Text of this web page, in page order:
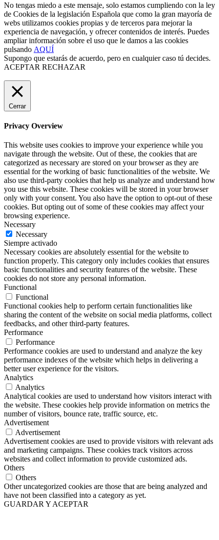
No tengas miedo a este mensaje, solo estamos cumpliendo con la ley
de Cookies de la legislación Española que como la gran mayoría de
webs utilizamos cookies propias y de terceros para mejorar la
experiencia de navegación, y ofrecer contenidos de interés. Puedes
ampliar información sobre el uso que le damos a las cookies
pulsando AQUÍ
Supongo que estarás de acuerdo, pero en cualquier caso tú decides.
ACEPTAR RECHAZAR
Cerrar
Privacy Overview
This website uses cookies to improve your experience while you
navigate through the website. Out of these, the cookies that are
categorized as necessary are stored on your browser as they are
essential for the working of basic functionalities of the website. We
also use third-party cookies that help us analyze and understand how
you use this website. These cookies will be stored in your browser
only with your consent. You also have the option to opt-out of these
cookies. But opting out of some of these cookies may affect your
browsing experience.
Necessary
Necessary
Siempre activado
Necessary cookies are absolutely essential for the website to
function properly. This category only includes cookies that ensures
basic functionalities and security features of the website. These
cookies do not store any personal information.
Functional
Functional
Functional cookies help to perform certain functionalities like
sharing the content of the website on social media platforms, collect
feedbacks, and other third-party features.
Performance
Performance
Performance cookies are used to understand and analyze the key
performance indexes of the website which helps in delivering a
better user experience for the visitors.
Analytics
Analytics
Analytical cookies are used to understand how visitors interact with
the website. These cookies help provide information on metrics the
number of visitors, bounce rate, traffic source, etc.
Advertisement
Advertisement
Advertisement cookies are used to provide visitors with relevant ads
and marketing campaigns. These cookies track visitors across
websites and collect information to provide customized ads.
Others
Others
Other uncategorized cookies are those that are being analyzed and
have not been classified into a category as yet.
GUARDAR Y ACEPTAR